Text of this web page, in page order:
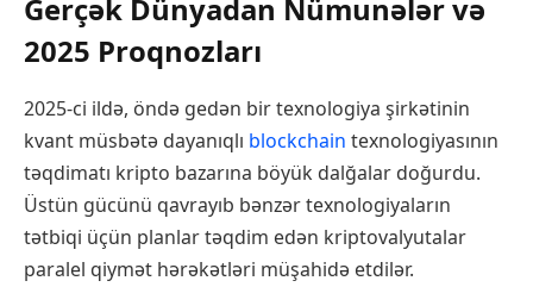
Gerçək Dünyadan Nümunələr və
2025 Proqnozları
2025-ci ildə, öndə gedən bir texnologiya şirkətinin
kvant müsbətə dayanıqlı blockchain texnologiyasının
təqdimatı kripto bazarına böyük dalğalar doğurdu.
Üstün gücünü qavrayıb bənzər texnologiyaların
tətbiqi üçün planlar təqdim edən kriptovalyutalar
paralel qiymət hərəkətləri müşahidə etdilər.